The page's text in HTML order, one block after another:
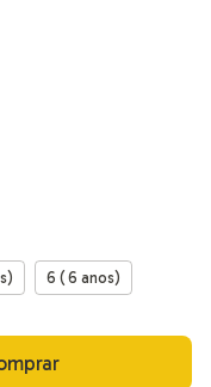
6 ( 6 anos)